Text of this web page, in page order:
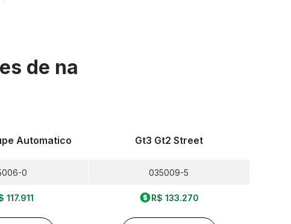
de na
Automatico
0
117.911
Gt3 Gt2 Street
035009-5
R$ 133.270